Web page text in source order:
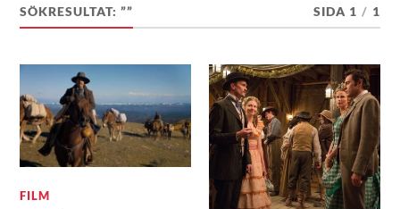
SÖKRESULTAT: ”” SIDA 1 / 1
FILM